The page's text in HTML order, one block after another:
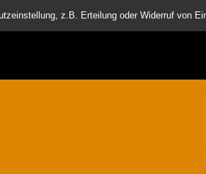
z.B. Erteilung oder Widerruf von